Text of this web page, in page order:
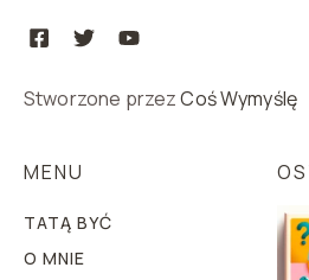
Stworzone przezCoś Wymyślę
MENU
TATĄ BYĆ
O MNIE